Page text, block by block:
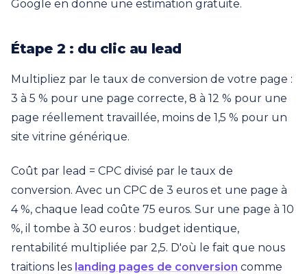
Google en donne une estimation gratuite.
Étape 2 : du clic au lead
Multipliez par le taux de conversion de votre page :
3 à 5 % pour une page correcte, 8 à 12 % pour une
page réellement travaillée, moins de 1,5 % pour un
site vitrine générique.
Coût par lead = CPC divisé par le taux de
conversion. Avec un CPC de 3 euros et une page à
4 %, chaque lead coûte 75 euros. Sur une page à 10
%, il tombe à 30 euros : budget identique,
rentabilité multipliée par 2,5. D'où le fait que nous
traitions les landing pages de conversion comme